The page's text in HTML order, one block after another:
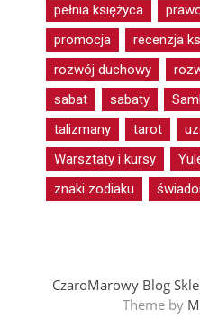
pełnia księżyca
promocja
recenzja
rozwój duchowy
sabat
sabaty
talizmany
tarot
Warsztaty i kursy
znaki zodiaku
CzaroMarowy Blog
Theme by